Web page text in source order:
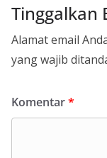
Tinggalkan
Alamat email
yang wajib
Komentar*